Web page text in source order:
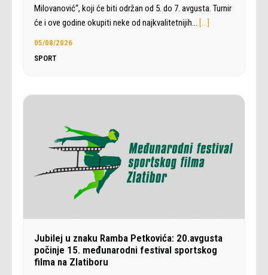
Milovanović“, koji će biti održan od 5. do 7. avgusta. Turnir
će i ove godine okupiti neke od najkvalitetnijih… […]
05/08/2026
SPORT
Jubilej u znaku Ramba Petkovića: 20.avgusta
počinje 15. međunarodni festival sportskog
filma na Zlatiboru